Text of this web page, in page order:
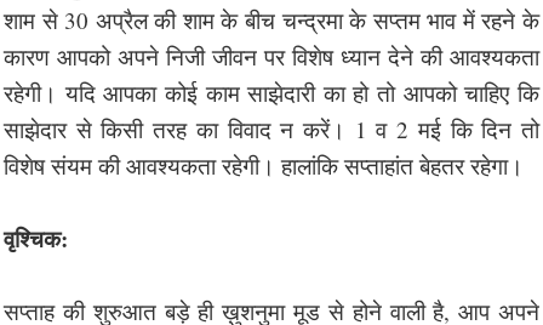
शाम से 30 अप्रैल की शाम के बीच चन्द्रमा के सप्तम भाव में रहने के
कारण आपको अपने निजी जीवन पर विशेष ध्यान देने की आवश्यकता
रहेगी। यदि आपका कोई काम साझेदारी का हो तो आपको चाहिए कि
साझेदार से किसी तरह का विवाद न करें। 1 व 2 मई कि दिन तो
विशेष संयम की आवश्यकता रहेगी। हालांकि सप्ताहांत बेहतर रहेगा।
वृश्चिक:
सप्ताह की शुरुआत बड़े ही ख़ुशनुमा मूड से होने वाली है, आप अपने